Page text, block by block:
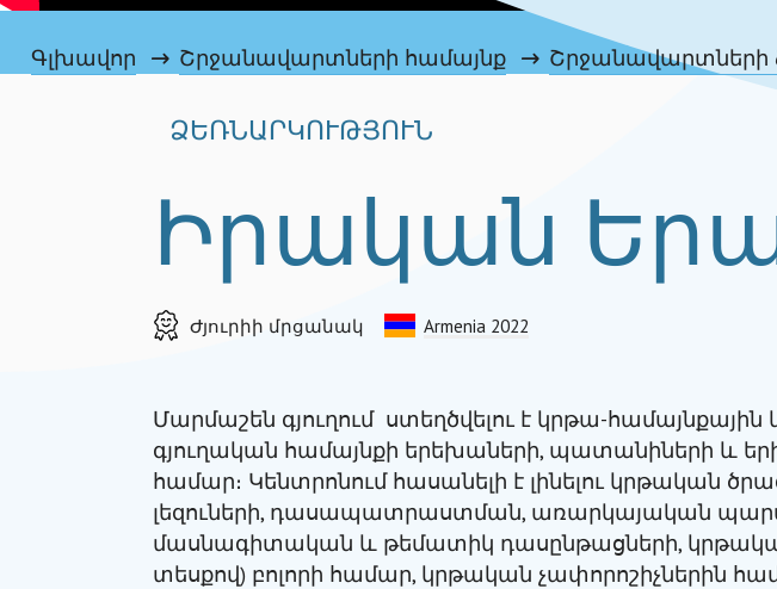
Գլխավոր Շրջանավարտների համայնք Շրջանավարտների
ՁԵՌՆԱՐԿՈՒԹՅՈՒՆ
Իրական
Ժյուրիի մրցանակ Armenia 2022
Մարմաշեն գյուղում ստեղծվելու է կրթա-
գյուղական համայնքի երեխաների, պատանիների և
համար։ Կենտրոնում հասանելի է լինելու կրթական
լեզուների, դասապատրաստման, առարկայական
մասնագիտական և թեմատիկ դասընթացների,
տեսքով) բոլորի համար, կրթական չափորոշիչներին